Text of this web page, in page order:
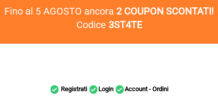
Fino al 5 AGOSTO ancora 2 COUPON SCONTATI!
Codice 3ST4TE
Registrati Login Account - Ordini